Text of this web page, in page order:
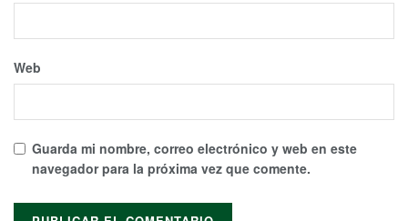
Web
Guarda mi nombre, correo electrónico y web en este
navegador para la próxima vez que comente.